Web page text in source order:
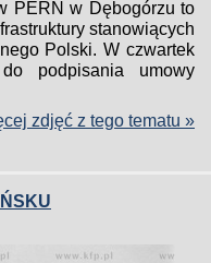
PERN w Dębogórzu to
stanowiących
Polski. W czwartek
podpisania umowy
zdjęć z tego tematu »